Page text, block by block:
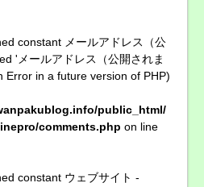
constant メールアドレス（公
'メールアドレス（公開されま
Error in a future version of PHP)
public_html/
comments.php on line
constant ウェブサイト -